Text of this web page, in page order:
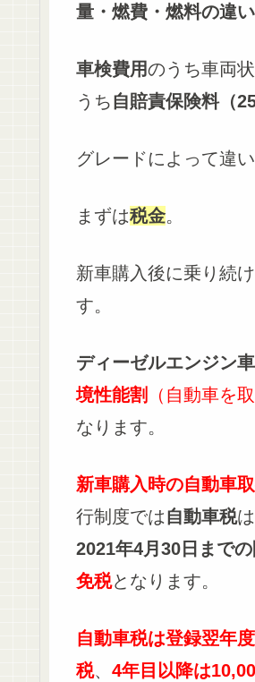
量・燃費・燃料の違い
車検費用のうち車両
うち自賠責保険料（
グレードによって違
まずは税金。
新車購入後に乗り続
す。
ディーゼルエンジン車
境性能割
（自動車を
なります。
新車購入時の自動車
行制度では自動車税は
2021年4月30日まで
免税となります。
自動車税は登録翌年
税、 4年目以降は